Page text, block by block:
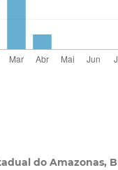
do Amazonas,